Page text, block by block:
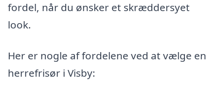
fordel, når du ønsker et skræddersyet
look.
Her er nogle af fordelene ved at vælge en
herrefrisør i Visby: